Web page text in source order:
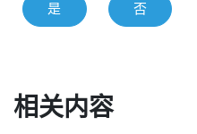
是 否
相关内容